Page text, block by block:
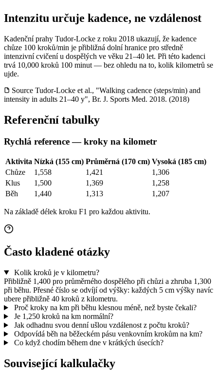
Intenzitu určuje kadence, ne vzdálenost
Kadenční prahy Tudor-Locke z roku 2018 ukazují, že kadence
chůze 100 kroků/min je přibližná dolní hranice pro středně
intenzivní cvičení u dospělých ve věku 21–40 let. Při této kadenci
trvá 10,000 kroků 100 minut — bez ohledu na to, kolik kilometrů se
ujde.
Source Tudor-Locke et al., "Walking cadence (steps/min) and
intensity in adults 21–40 y", Br. J. Sports Med. 2018. (2018)
Referenční tabulky
Rychlá reference — kroky na kilometr
Aktivita Nízká (155 cm) Průměrná (170 cm) Vysoká (185 cm)
Chůze
1,558 1,421
1,306
Klus
1,500 1,369
1,258
Běh
1,440 1,313 1,207
Na základě délek kroku F1 pro každou aktivitu.
Často kladené otázky
Kolik kroků je v kilometru?
Přibližně 1,400 pro průměrného dospělého při chůzi a zhruba 1,300
při běhu. Přesné číslo se odvíjí od výšky: každých 5 cm výšky navíc
ubere přibližně 40 kroků z kilometru.
Proč kroky na km při běhu klesnou méně, než byste čekali?
Je 1,250 kroků na km normální?
Jak odhadnu svou denní ušlou vzdálenost z počtu kroků?
Odpovídá běh na běžeckém pásu venkovním krokům na km?
Co když chodím během dne v krátkých úsecích?
Související kalkulačky